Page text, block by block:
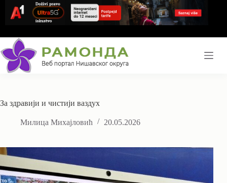
content
За здравији и чистији ваздух
Милица Михајловић 20.05.2026